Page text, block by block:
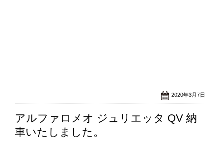
2020年3月7日
アルファロメオ ジュリエッタ QV 納
車いたしました。